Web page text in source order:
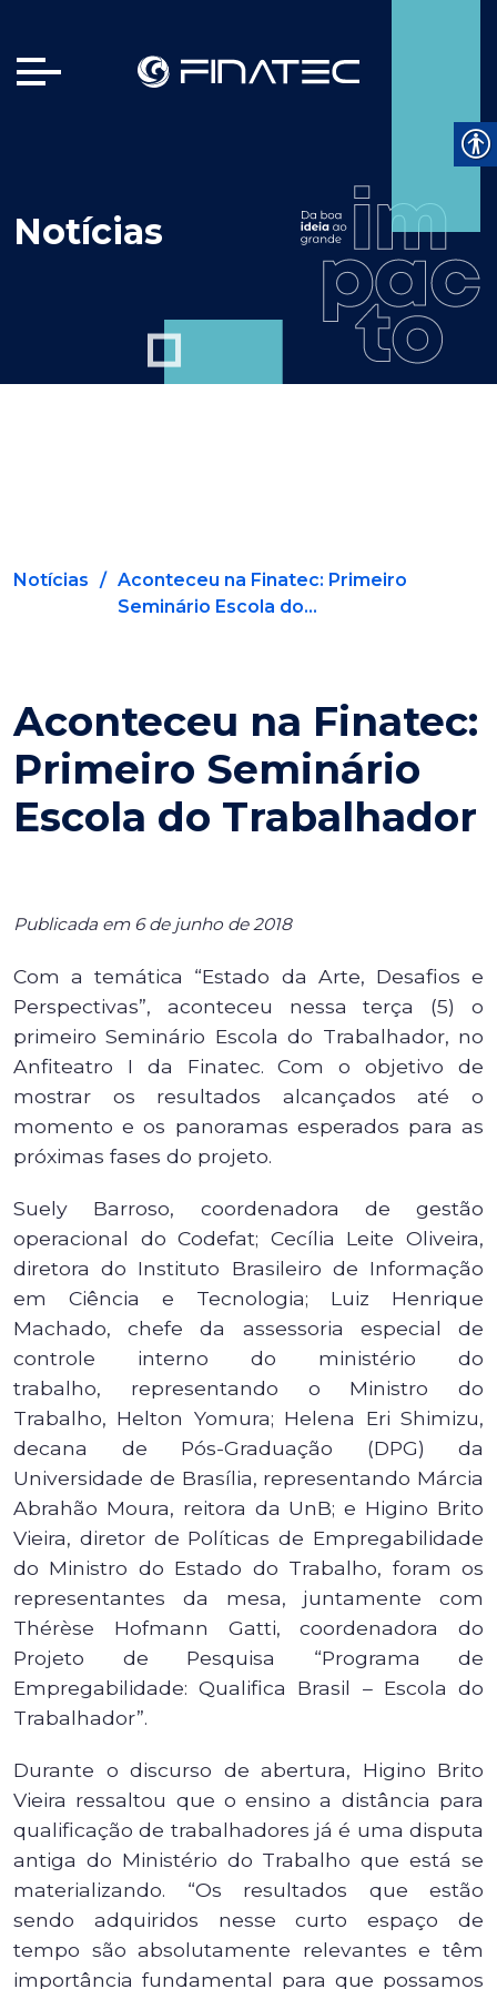
Notícias
Notícias / Aconteceu na Finatec: Primeiro
Seminário Escola do...
Aconteceu na Finatec:
Primeiro Seminário
Escola do Trabalhador
Publicada em 6 de junho de 2018
Com a temática “Estado da Arte, Desafios e
Perspectivas”, aconteceu nessa terça (5) o
primeiro Seminário Escola do Trabalhador, no
Anfiteatro I da Finatec. Com o objetivo de
mostrar os resultados alcançados até o
momento e os panoramas esperados para as
próximas fases do projeto.
Suely Barroso, coordenadora de gestão
operacional do Codefat; Cecília Leite Oliveira,
diretora do Instituto Brasileiro de Informação
em Ciência e Tecnologia; Luiz Henrique
Machado, chefe da assessoria especial de
controle interno do ministério do
trabalho, representando o Ministro do
Trabalho, Helton Yomura; Helena Eri Shimizu,
decana de Pós-Graduação (DPG) da
Universidade de Brasília, representando Márcia
Abrahão Moura, reitora da UnB; e Higino Brito
Vieira, diretor de Políticas de Empregabilidade
do Ministro do Estado do Trabalho, foram os
representantes da mesa, juntamente com
Thérèse Hofmann Gatti, coordenadora do
Projeto de Pesquisa “Programa de
Empregabilidade: Qualifica Brasil – Escola do
Trabalhador”.
Durante o discurso de abertura, Higino Brito
Vieira ressaltou que o ensino a distância para
qualificação de trabalhadores já é uma disputa
antiga do Ministério do Trabalho que está se
materializando. “Os resultados que estão
sendo adquiridos nesse curto espaço de
tempo são absolutamente relevantes e têm
importância fundamental para que possamos